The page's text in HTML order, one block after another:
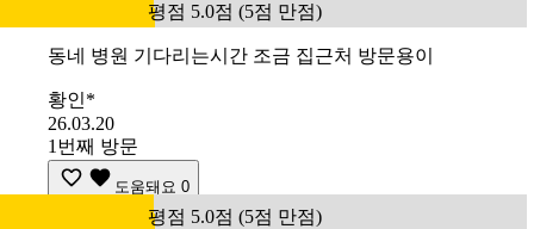
평점 5.0점 (5점 만점)
동네 병원 기다리는시간 조금 집근처 방문용이
황인*
26.03.20
1번째 방문
도움돼요 0
평점 5.0점 (5점 만점)